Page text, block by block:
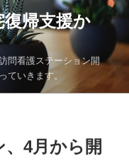
帰支援か
問看護ステーション開
ていきます。
4月から開